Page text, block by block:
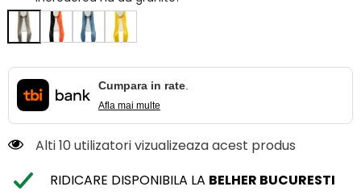
Cumpara in rate.
Afla mai multe
Alti 10 utilizatori vizualizeaza acest produs
RIDICARE DISPONIBILA LA BELHER BUCURESTI